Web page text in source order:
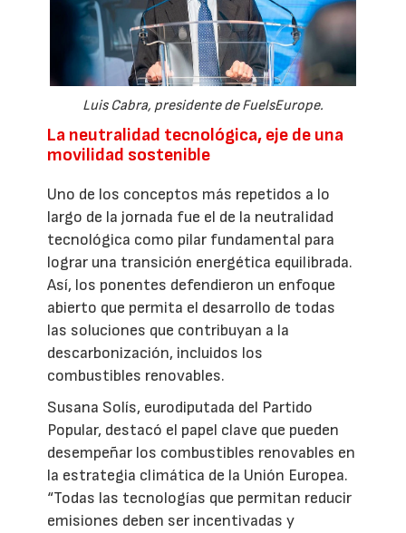
Luis Cabra, presidente de FuelsEurope.
La neutralidad tecnológica, eje de una
movilidad sostenible
Uno de los conceptos más repetidos a lo
largo de la jornada fue el de la neutralidad
tecnológica como pilar fundamental para
lograr una transición energética equilibrada.
Así, los ponentes defendieron un enfoque
abierto que permita el desarrollo de todas
las soluciones que contribuyan a la
descarbonización, incluidos los
combustibles renovables.
Susana Solís, eurodiputada del Partido
Popular, destacó el papel clave que pueden
desempeñar los combustibles renovables en
la estrategia climática de la Unión Europea.
“Todas las tecnologías que permitan reducir
emisiones deben ser incentivadas y